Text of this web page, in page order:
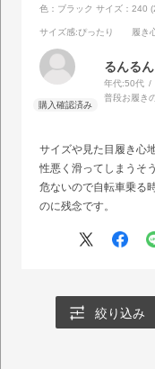
色：ブラック サイズ：240
サイズ感:ぴったり 履き
るんるん
年代:50代
普段お履き
サイズや見た目履き心
性悪く滑ってしまうそう
危ないので自転車乗る
のに残念です。
絞り込み